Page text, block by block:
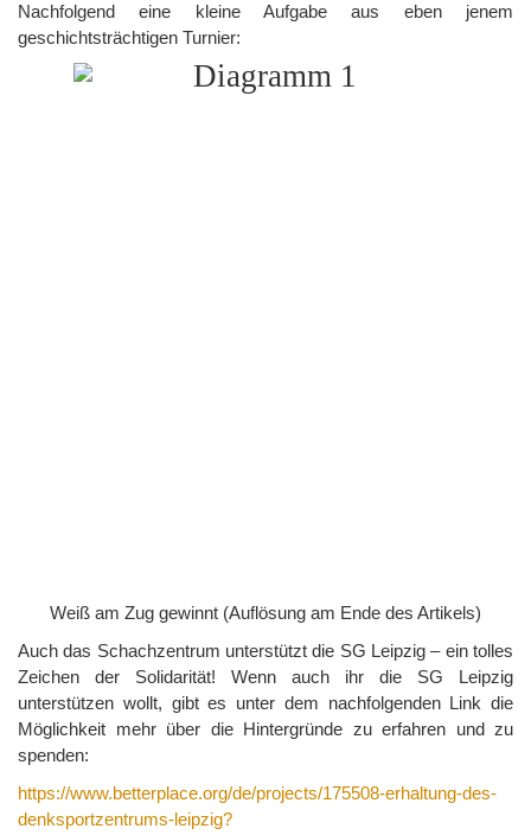
Nachfolgend eine kleine Aufgabe aus eben jenem
geschichtsträchtigen Turnier:
Weiß am Zug gewinnt (Auflösung am Ende des Artikels)
Auch das Schachzentrum unterstützt die SG Leipzig – ein tolles
Zeichen der Solidarität! Wenn auch ihr die SG Leipzig
unterstützen wollt, gibt es unter dem nachfolgenden Link die
Möglichkeit mehr über die Hintergründe zu erfahren und zu
spenden:
https://www.betterplace.org/de/projects/175508-erhaltung-des-
denksportzentrums-leipzig?